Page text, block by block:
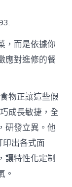
然
引
領
美
靠
設
計
app
新
風
氣〉
中
，而是依據你
應對進修的餐
物正讓這些假
成長敏捷，全
，研發立異。他
印出各式面
讓特性化定制
。